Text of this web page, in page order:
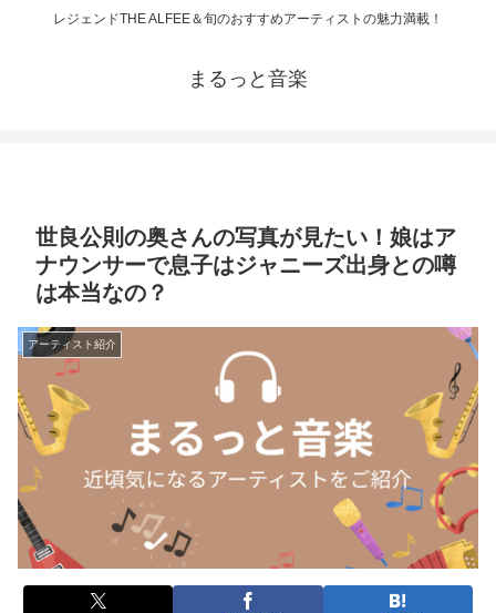
レジェンドTHE ALFEE＆旬のおすすめアーティストの魅力満載！
まるっと音楽
世良公則の奥さんの写真が見たい！娘はア
ナウンサーで息子はジャニーズ出身との噂
は本当なの？
アーティスト紹介